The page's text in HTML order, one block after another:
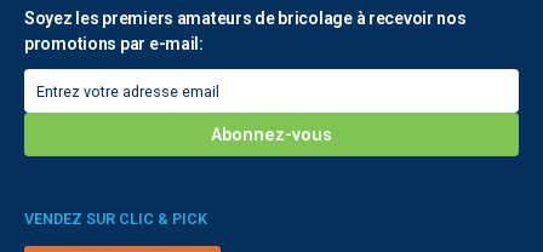
Soyez les premiers amateurs de bricolage à recevoir nos
promotions par e-mail:
VENDEZ SUR CLIC & PICK